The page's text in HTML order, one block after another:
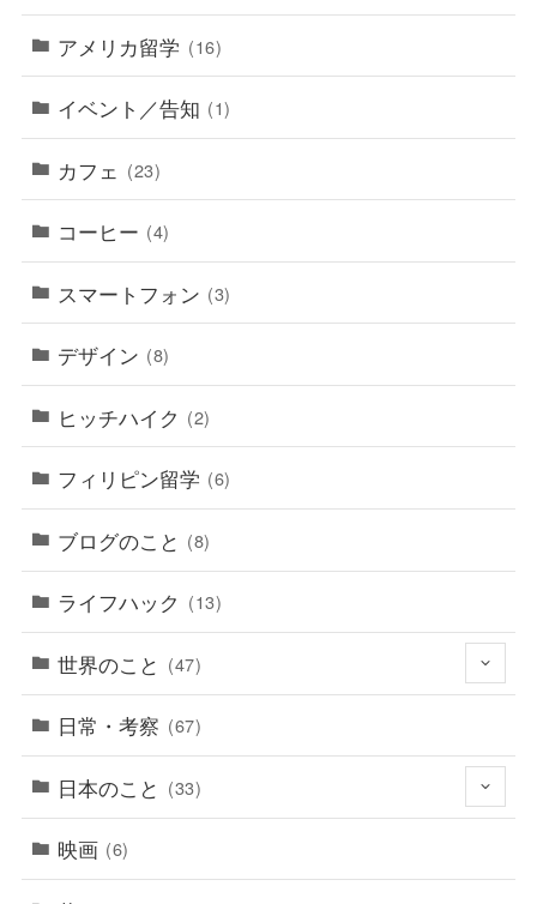
アメリカ留学 (16)
イベント／告知 (1)
カフェ (23)
コーヒー (4)
スマートフォン (3)
デザイン (8)
ヒッチハイク (2)
フィリピン留学 (6)
ブログのこと (8)
ライフハック (13)
世界のこと (47)
日常・考察 (67)
日本のこと (33)
映画 (6)